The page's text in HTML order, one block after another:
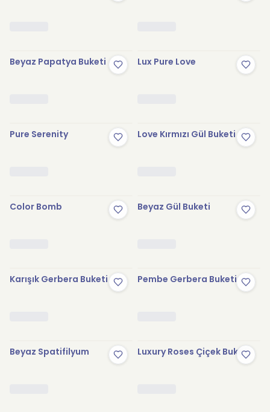
Beyaz Papatya Buketi Lux Pure Love
Pure Serenity Love Kırmızı Gül Buketi
Color Bomb Beyaz Gül Buketi
Karışık Gerbera Buketi Pembe Gerbera Buketi
Beyaz Spatifilyum Luxury Roses Çiçek Buketi